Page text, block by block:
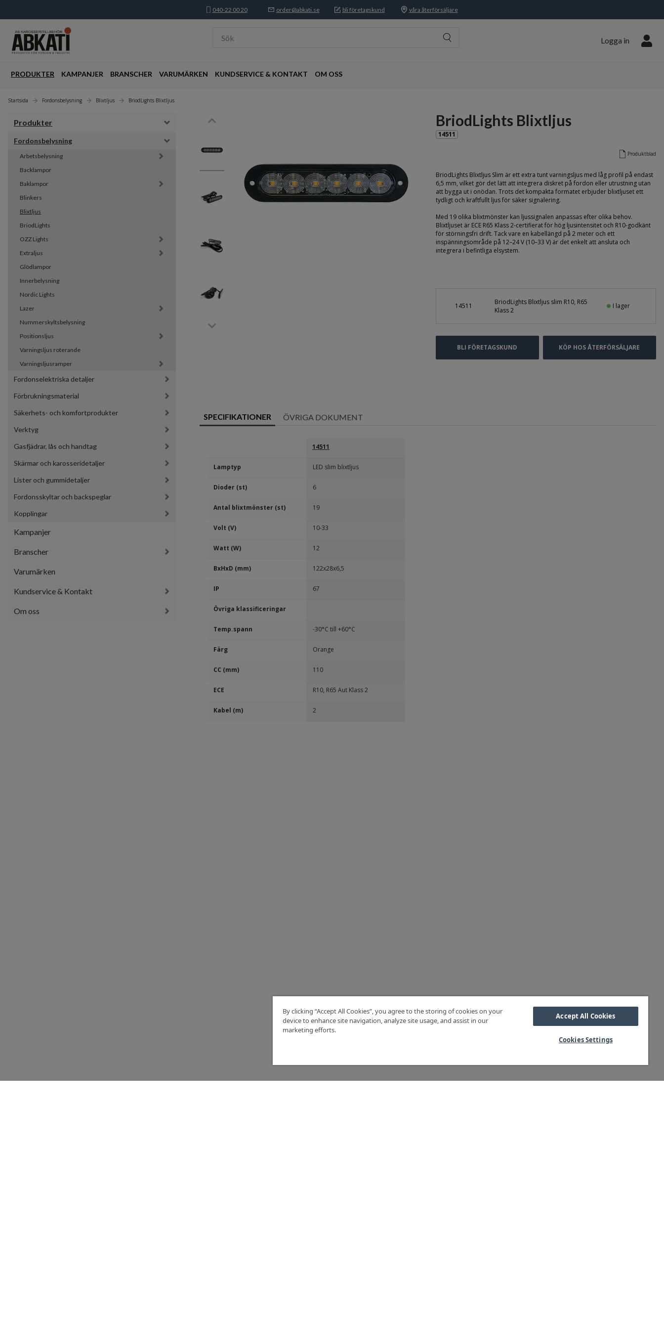
040-22 00 20 order@abkati.se bli företagskund våra återförsäljare
Sök Logga in
PRODUKTER KAMPANJER BRANSCHER VARUMÄRKEN KUNDSERVICE & KONTAKT OM OSS
Startsida Fordonsbelysning Blixtljus BriodLights Blixtljus
Produkter
Fordonsbelysning
Arbetsbelysning
Backlampor
Baklampor
Blinkers
Blixtljus
BriodLights
OZZ Lights
Extraljus
Glödlampor
Innerbelysning
Nordic Lights
Lazer
Nummerskyltsbelysning
Positionsljus
Varningsljus roterande
Varningsljusramper
Fordonselektriska detaljer
Förbrukningsmaterial
Säkerhets- och komfortprodukter
Verktyg
Gasfjädrar, lås och handtag
Skärmar och karosseridetaljer
Lister och gummidetaljer
Fordonsskyltar och backspeglar
Kopplingar
Kampanjer
Branscher
Varumärken
Kundservice & Kontakt
Om oss
BriodLights Blixtljus
14511
Produktblad
BriodLights Blixtljus Slim är ett extra tunt varningsljus med låg profil på endast
6,5 mm, vilket gör det lätt att integrera diskret på fordon eller utrustning utan
att bygga ut i onödan. Trots det kompakta formatet erbjuder blixtljuset ett
tydligt och kraftfullt ljus för säker signalering.
Med 19 olika blixtmönster kan ljussignalen anpassas efter olika behov.
Blixtljuset är ECE R65 Klass 2-certifierat för hög ljusintensitet och R10-godkänt
för störningsfri drift. Tack vare en kabellängd på 2 meter och ett
inspänningsområde på 12–24 V (10–33 V) är det enkelt att ansluta och
integrera i befintliga elsystem.
14511
BriodLights Blixtljus slim R10, R65
Klass 2
I lager
BLI FÖRETAGSKUND KÖP HOS ÅTERFÖRSÄLJARE
SPECIFIKATIONER ÖVRIGA DOKUMENT
Lamptyp
Dioder (st)
Antal blixtmönster (st)
Volt (V)
Watt (W)
BxHxD (mm)
IP
Övriga klassificeringar
Temp.spann
Färg
CC (mm)
ECE
Kabel (m)
14511
LED slim blixtljus
6
19
10-33
12
122x28x6,5
67
-30°C till +60°C
Orange
110
R10, R65 Aut Klass 2
2
By clicking “Accept All Cookies”, you agree to the storing of cookies on your
device to enhance site navigation, analyze site usage, and assist in our
marketing efforts.
Accept All Cookies
Cookies Settings